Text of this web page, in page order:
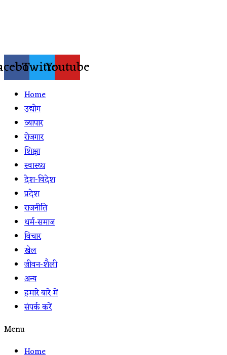
TwitterYoutube
Home
उद्योग
व्यापार
रोजगार
शिक्षा
स्वास्थ्य
देश-विदेश
प्रदेश
राजनीति
धर्म-समाज
विचार
खेल
जीवन-शैली
अन्य
हमारे बारे में
संपर्क करें
Menu
Home